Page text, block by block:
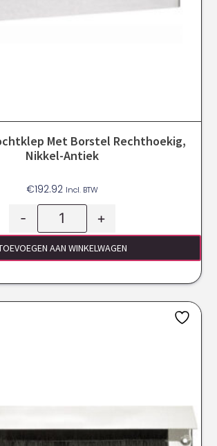
Met Borstel Rechthoekig,
Nikkel-Antiek
€192.92 Incl. BTW
- +
AAN WINKELWAGEN